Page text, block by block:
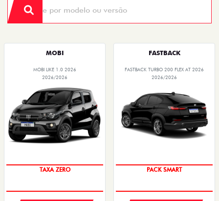
MOBI
MOBI LIKE 1.0 2026
2026/2026
TAXA ZERO
FASTBACK
FASTBACK TURBO 200 FLEX AT 2026
2026/2026
PACK SMART